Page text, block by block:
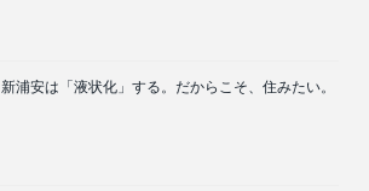
新浦安は「液状化」する。だからこそ、住みたい。